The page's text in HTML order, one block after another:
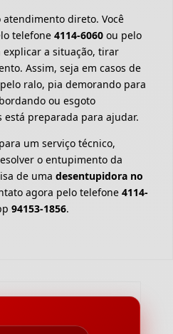
direto. Você
telefone 4114-6060 ou pelo
explicar a situação, tirar
Assim, seja em casos de
ralo, pia demorando para
ou esgoto
está preparada para ajudar.
um serviço técnico,
o entupimento da
de uma desentupidora no
agora pelo telefone 4114-
94153-1856.